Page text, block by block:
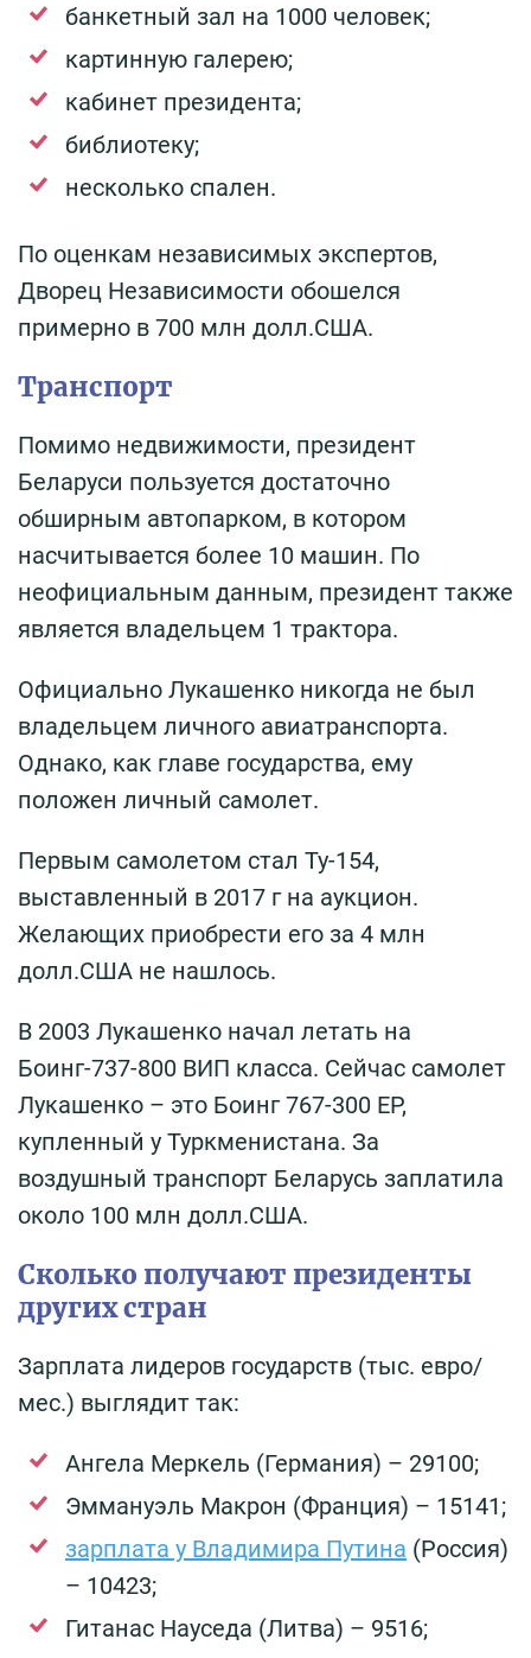
банкетный зал на 1000 человек;
картинную галерею;
кабинет президента;
библиотеку;
несколько спален.
По оценкам независимых экспертов,
Дворец Независимости обошелся
примерно в 700 млн долл.США.
Транспорт
Помимо недвижимости, президент
Беларуси пользуется достаточно
обширным автопарком, в котором
насчитывается более 10 машин. По
неофициальным данным, президент также
является владельцем 1 трактора.
Официально Лукашенко никогда не был
владельцем личного авиатранспорта.
Однако, как главе государства, ему
положен личный самолет.
Первым самолетом стал Ту-154,
выставленный в 2017 г на аукцион.
Желающих приобрести его за 4 млн
долл.США не нашлось.
В 2003 Лукашенко начал летать на
Боинг-737-800 ВИП класса. Сейчас самолет
Лукашенко – это Боинг 767-300 ЕР,
купленный у Туркменистана. За
воздушный транспорт Беларусь заплатила
около 100 млн долл.США.
Сколько получают президенты
других стран
Зарплата лидеров государств (тыс. евро/
мес.) выглядит так:
Ангела Меркель (Германия) – 29100;
Эммануэль Макрон (Франция) – 15141;
зарплата у Владимира Путина (Россия)
– 10423;
Гитанас Науседа (Литва) – 9516;